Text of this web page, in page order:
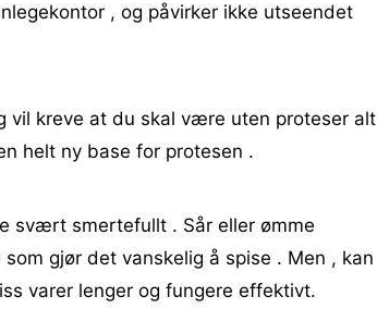
, og påvirker ikke utseendet
vil kreve at du skal være uten proteser alt
helt ny base for protesen .
svært smertefullt . Sår eller ømme
gjør det vanskelig å spise . Men , kan
varer lenger og fungere effektivt.